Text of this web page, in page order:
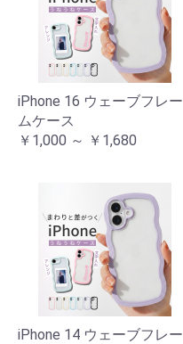
iPhone 16 ウェーブフレー
ムケース
￥1,000 ～ ￥1,680
iPhone 14 ウェーブフレー